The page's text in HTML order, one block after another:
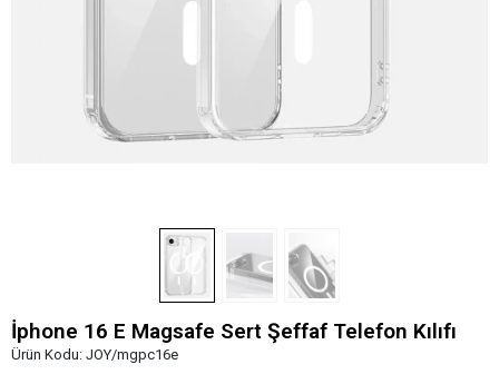
İphone 16 E Magsafe Sert Şeffaf Telefon Kılıfı
Ürün Kodu: JOY/mgpc16e